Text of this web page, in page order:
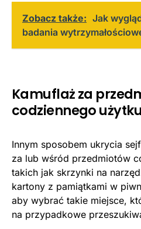
Zobacz także: Jak
badania
Kamuflaż za
codziennego użytku
Innym sposobem ukrycia
za lub wśród przedmiotów
takich jak skrzynki na
kartony z pamiątkami w
aby wybrać takie miejsce,
na przypadkowe